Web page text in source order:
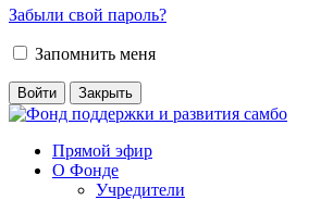
Забыли свой пароль?
Запомнить меня
Прямой эфир
О Фонде
Учредители